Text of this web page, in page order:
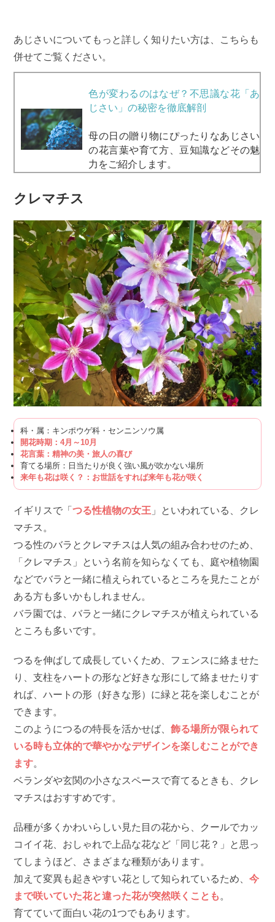
あじさいについてもっと詳しく知りたい方は、こちらも
併せてご覧ください。
色が変わるのはなぜ？不思議な花「あ
じさい」の秘密を徹底解剖
母の日の贈り物にぴったりなあじさい
の花言葉や育て方、豆知識などその魅
力をご紹介します。
クレマチス
科・属：キンポウゲ科・センニンソウ属
開花時期：4月～10月
花言葉：精神の美・旅人の喜び
育てる場所：日当たりが良く強い風が吹かない場所
来年も花は咲く？：お世話をすれば来年も花が咲く
イギリスで「つる性植物の女王 」といわれている、クレ
マチス。
つる性のバラとクレマチスは人気の組み合わせのため、
「クレマチス」という名前を知らなくても、庭や植物園
などでバラと一緒に植えられているところを見たことが
ある方も多いかもしれません。
バラ園では、バラと一緒にクレマチスが植えられている
ところも多いです。
つるを伸ばして成長していくため、フェンスに絡ませた
り、支柱をハートの形など好きな形にして絡ませたりす
れば、ハートの形（好きな形）に緑と花を楽しむことが
できます。
このようにつるの特長を活かせば、飾る場所が限られて
いる時も立体的で華やかなデザインを楽しむことができ
ます。
ベランダや玄関の小さなスペースで育てるときも、クレ
マチスはおすすめです。
品種が多くかわいらしい見た目の花から、クールでカッ
コイイ花、おしゃれで上品な花など「同じ花？」と思っ
てしまうほど、さまざまな種類があります。
加えて変異も起きやすい花として知られているため、今
まで咲いていた花と違った花が突然咲くことも 。
育てていて面白い花の1つでもあります。